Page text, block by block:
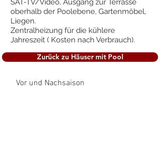
SAT-TV/Video, Ausgang zur Terrasse
oberhalb der Poolebene, Gartenmöbel,
Liegen.
Zentralheizung für die kühlere
Jahreszeit ( Kosten nach Verbrauch).
Zurück zu Häuser mit Pool
Vor und Nachsaison